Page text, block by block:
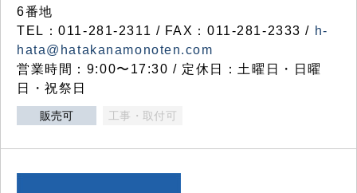
6番地
TEL：011-281-2311 / FAX：011-281-2333 / h-
hata@hatakanamonoten.com
営業時間：9:00〜17:30 / 定休日：土曜日・日曜
日・祝祭日
販売可 工事・取付可